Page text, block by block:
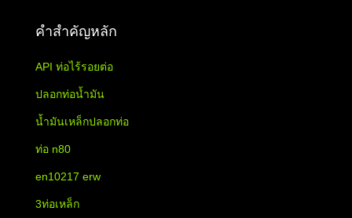
คำสำคัญหลัก
API ท่อไร้รอยต่อ
ปลอกท่อน้ำมัน
น้ำมันเหล็กปลอกท่อ
ท่อ n80
en10217 erw
3ท่อเหล็ก